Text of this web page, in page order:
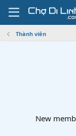
Thành viên
New